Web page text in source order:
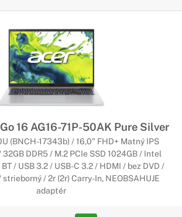
16 AG16-71P-50AK Pure Silver
(BNCH-17343b) / 16,0" FHD+ Matný IPS
DDR5 / M.2 PCIe SSD 1024GB / Intel
/ USB 3.2 / USB-C 3.2 / HDMI / bez DVD /
/ 2r (2r) Carry-In, NEOBSAHUJE
adaptér